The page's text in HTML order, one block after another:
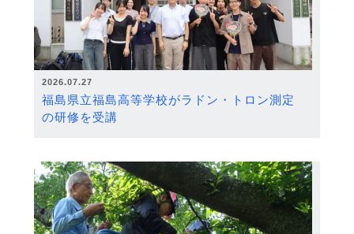
2026.07.27
福島県立福島高等学校がラドン・トロン測定
の研修を受講